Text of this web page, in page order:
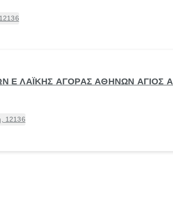
Ε ΛΑΪΚΗΣ ΑΓΟΡΑΣ ΑΘΗΝΩΝ ΑΓΙΟΣ
12136